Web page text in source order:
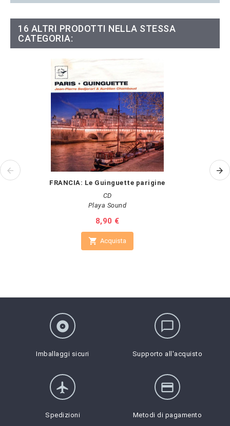
16 ALTRI PRODOTTI NELLA STESSA
CATEGORIA:
FRANCIA: Le Guinguette parigine
CD
Playa Sound
Prezzo
8,90 €
 Acquista
album
Imballaggi sicuri
chat_bubble_outline
Supporto all'acquisto
flight
Spedizioni
credit_card
Metodi di pagamento